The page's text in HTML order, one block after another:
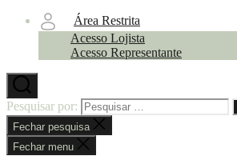
Área Restrita
Acesso Lojista
Acesso Representante
Pesquisar por:
Fechar pesquisa
Fechar menu